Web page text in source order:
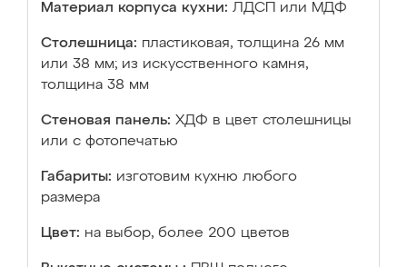
Материал корпуса кухни: ЛДСП или МДФ
Столешница: пластиковая, толщина 26 мм
или 38 мм; из искусственного камня,
толщина 38 мм
Стеновая панель: ХДФ в цвет столешницы
или с фотопечатью
Габариты: изготовим кухню любого
размера
Цвет: на выбор, более 200 цветов